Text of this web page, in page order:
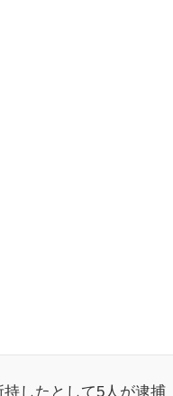
したとして5人が逮捕